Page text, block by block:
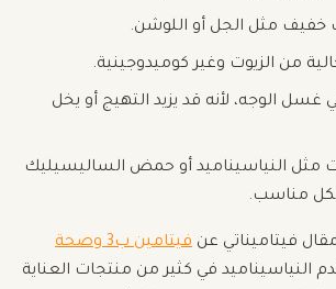
مثل الجل أو اللوشن.
من الزيوت وغير كوميدوجينية.
غسل الوجه، لأنه قد يزيد التهيج أو يخل
مثل النياسيناميد أو حمض الساليسيليك
مناسب.
فيتاميناتي عن
فيتامين ب3 وصحة
النياسيناميد في كثير من منتجات العناية